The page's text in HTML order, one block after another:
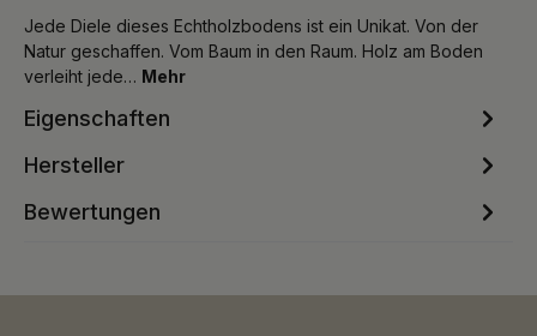
Jede Diele dieses Echtholzbodens ist ein Unikat. Von der
Natur geschaffen. Vom Baum in den Raum. Holz am Boden
verleiht jede… Mehr
Eigenschaften
Hersteller
Bewertungen